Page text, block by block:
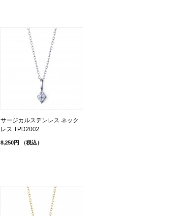
サージカルステンレス ネック
レス TPD2002
8,250円 （税込）